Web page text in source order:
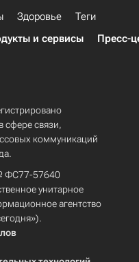
Здоровье
Теги
и сервисы Пресс-
сфере связи,
коммуникаций
ФС77-57640
унитарное
агентство